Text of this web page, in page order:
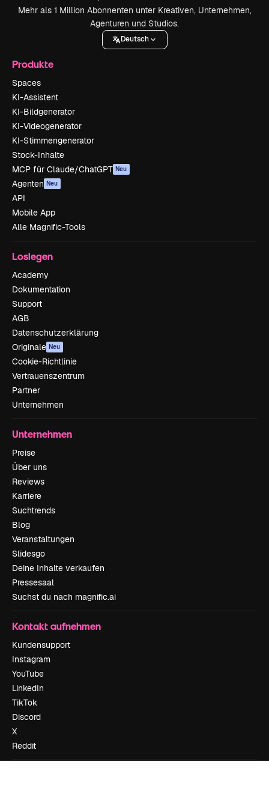
Mehr als 1 Million Abonnenten unter Kreativen, Unternehmen,
Agenturen und Studios.
Deutsch
Produkte
Spaces
KI-Assistent
KI-Bildgenerator
KI-Videogenerator
KI-Stimmengenerator
Stock-Inhalte
MCP für Claude/ChatGPT Neu
Agenten Neu
API
Mobile App
Alle Magnific-Tools
Loslegen
Academy
Dokumentation
Support
AGB
Datenschutzerklärung
Originale Neu
Cookie-Richtlinie
Vertrauenszentrum
Partner
Unternehmen
Unternehmen
Preise
Über uns
Reviews
Karriere
Suchtrends
Blog
Veranstaltungen
Slidesgo
Deine Inhalte verkaufen
Pressesaal
Suchst du nach magnific.ai
Kontakt aufnehmen
Kundensupport
Instagram
YouTube
LinkedIn
TikTok
Discord
X
Reddit